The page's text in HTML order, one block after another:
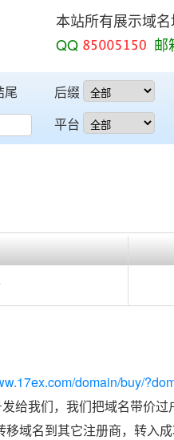
本站所有展示域
QQ
邮
尾
后缀
平台
domain/buy/
给我们，我们把域名带价
域名到其它注册商，转入